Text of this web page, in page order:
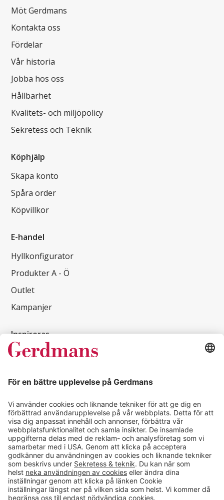
Möt Gerdmans
Kontakta oss
Fördelar
Vår historia
Jobba hos oss
Hållbarhet
Kvalitets- och miljöpolicy
Sekretess och Teknik
Köphjälp
Skapa konto
Spåra order
Köpvillkor
E-handel
Hyllkonfigurator
Produkter A - Ö
Outlet
Kampanjer
Inspireras
Kundcase
Läsvärt
Kontakt
info@gerdmans.se
0433-740 80
Kundservice öppettider
Vardagar 07.30-17.00